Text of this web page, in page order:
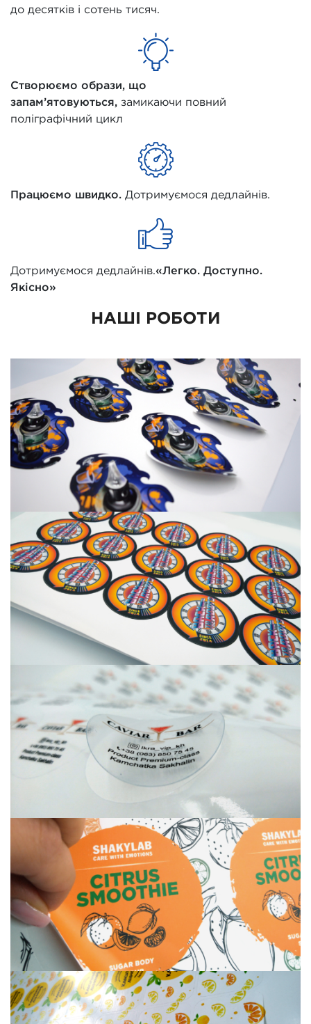
до десятків і сотень тисяч.
Створюємо образи, що
запам’ятовуються, замикаючи повний
поліграфічний цикл
Працюємо швидко. Дотримуємося дедлайнів.
Дотримуємося дедлайнів.«Легко. Доступно.
Якісно»
НАШІ РОБОТИ